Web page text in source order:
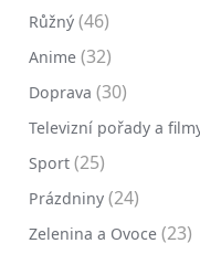
Růžný (46)
Anime (32)
Doprava (30)
Televizní pořady a
Sport (25)
Prázdniny (24)
Zelenina a Ovoce (23)